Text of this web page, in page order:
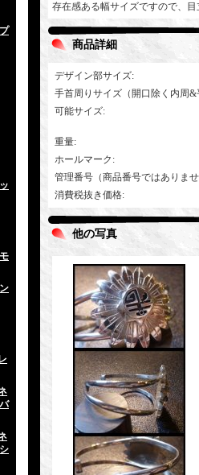
存在感ある幅サイズですので、
商品詳細
デザイン部サイズ:
手首周りサイズ（開口除く内周&
可能サイズ:
重量:
ホールマーク :
管理番号（商品番号ではありま
消費税抜き価格:
他の写真